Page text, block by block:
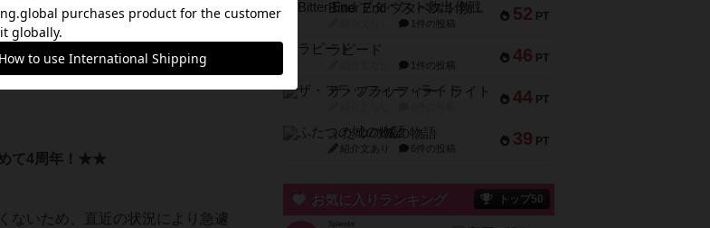
て4周年！★★
ないため、直近の状況により急遽
52 PT
Bitter End ブタペスト救出作戦
1件の投稿
46 PT
ラピード
1件の投稿
44 PT
ザ・フラッフィー・ライト
39 PT
ふたつの城の物語
紹介文あり 6件の投稿
お気に入りランキング トップ50